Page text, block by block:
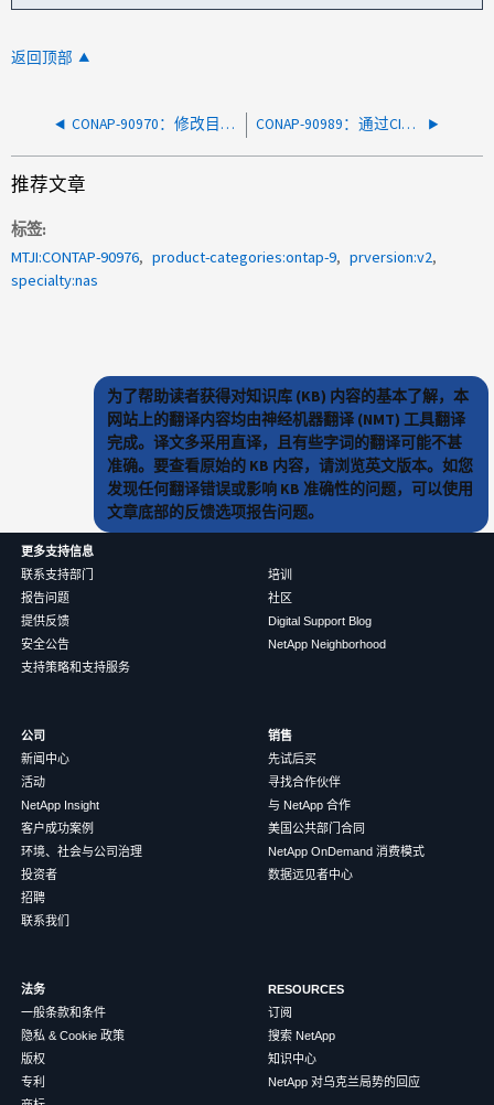
返回顶部
CONAP-90970：修改目录mtime可能会导致发生原因缓存查找失败 CONAP-90989：通过CIFS创建新文件或目录时未继承Modebits
推荐文章
标签
MTJI:CONTAP-90976
product-categories:ontap-9
prversion:v2
specialty:nas
为了帮助读者获得对知识库 (KB) 内容的基本了解，本
网站上的翻译内容均由神经机器翻译 (NMT) 工具翻译
完成。译文多采用直译，且有些字词的翻译可能不甚
准确。要查看原始的 KB 内容，请浏览英文版本。如您
发现任何翻译错误或影响 KB 准确性的问题，可以使用
文章底部的反馈选项报告问题。
更多支持信息
联系支持部门
报告问题
提供反馈
安全公告
支持策略和支持服务
培训
社区
Digital Support Blog
NetApp Neighborhood
公司
新闻中心
活动
NetApp Insight
客户成功案例
环境、社会与公司治理
投资者
招聘
联系我们
销售
先试后买
寻找合作伙伴
与 NetApp 合作
美国公共部门合同
NetApp OnDemand 消费模式
数据远见者中心
法务
一般条款和条件
隐私 & Cookie 政策
版权
专利
RESOURCES
订阅
搜索 NetApp
知识中心
NetApp 对乌克兰局势的回应